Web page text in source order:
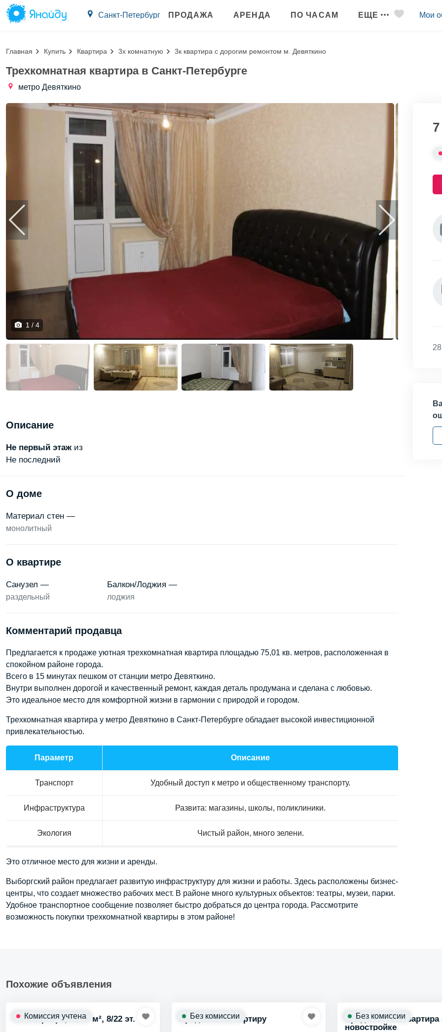
Санкт-Петербург ПРОДАЖА АРЕНДА ПО ЧАСАМ ЕЩЕ Мои
Главная Купить Квартира 3х комнатную 3к квартира с дорогим ремонтом м. Девяткино
Трехкомнатная квартира в Санкт-Петербурге
метро Девяткино
1 / 4
Описание
Не первый этаж из
Не последний
О доме
Материал стен —
монолитный
О квартире
Санузел —
раздельный
Балкон/Лоджия —
лоджия
Комментарий продавца
Предлагается к продаже уютная трехкомнатная квартира площадью 75,01 кв. метров, расположенная в
спокойном районе города.
Всего в 15 минутах пешком от станции метро Девяткино.
Внутри выполнен дорогой и качественный ремонт, каждая деталь продумана и сделана с любовью.
Это идеальное место для комфортной жизни в гармонии с природой и городом.
Трехкомнатная квартира у метро Девяткино в Санкт-Петербурге обладает высокой инвестиционной
привлекательностью.
Параметр Описание
Транспорт Удобный доступ к метро и общественному транспорту.
Инфраструктура Развита: магазины, школы, поликлиники.
Экология Чистый район, много зелени.
Это отличное место для жизни и аренды.
Выборгский район предлагает развитую инфраструктуру для жизни и работы. Здесь расположены бизнес-
центры, что создает множество рабочих мест. В районе много культурных объектов: театры, музеи, парки.
Удобное транспортное сообщение позволяет быстро добраться до центра города. Рассмотрите
возможность покупки трехкомнатной квартиры в этом районе!
Похожие объявления
3-к квартира, 71.65 м², 8/22 эт.
Комиссия учтена Продаем 3к квартиру
Без комиссии
Продается 3к квартира
новостройке
Без комиссии